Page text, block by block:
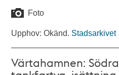
Foto
Upphov: Okänd. Stadsarkivet
Värtahamnen: